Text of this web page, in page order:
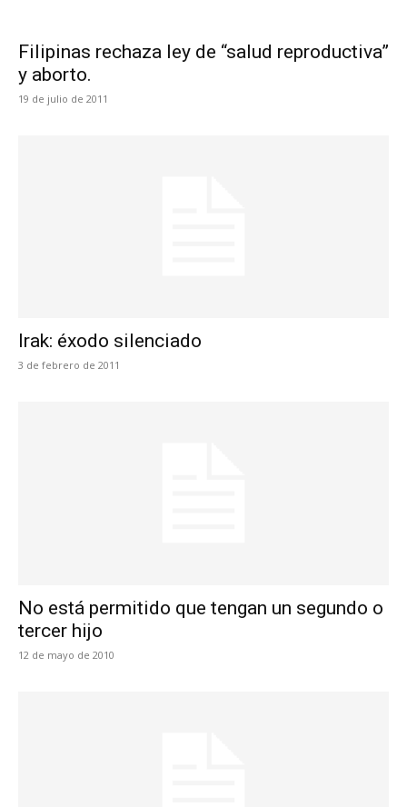
Filipinas rechaza ley de “salud reproductiva”
y aborto.
19 de julio de 2011
Irak: éxodo silenciado
3 de febrero de 2011
No está permitido que tengan un segundo o
tercer hijo
12 de mayo de 2010